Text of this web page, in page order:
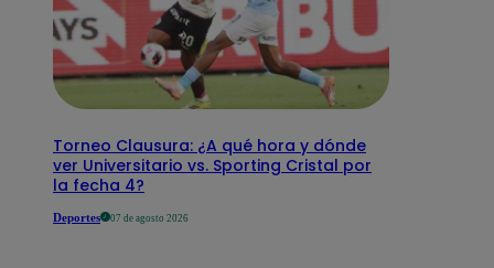
Torneo Clausura: ¿A qué hora y dónde
ver Universitario vs. Sporting Cristal por
la fecha 4?
Deportes 07 de agosto 2026